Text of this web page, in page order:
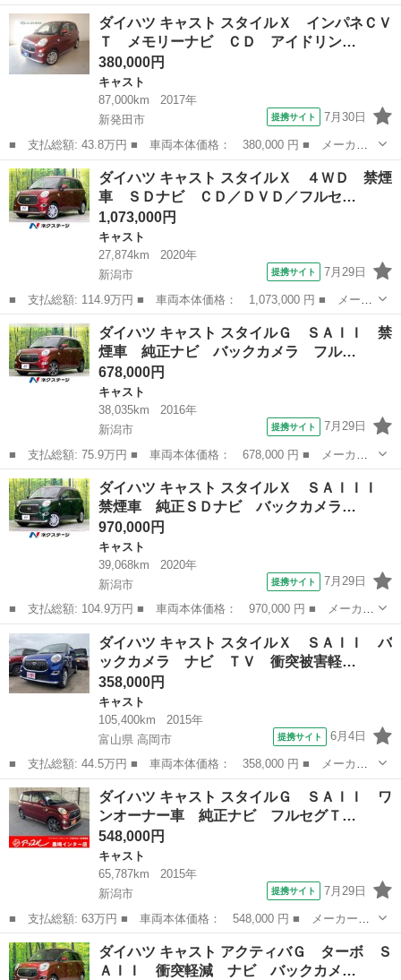
名： ダイハツ ■ 車種名： キャスト ■ グレード名： スタイル
Ｘ インパネＣＶＴ メモリーナビ ＣＤ アイドリングストップ
プッシュスタ...
新潟 新発田市 キャスト
ダイハツ キャスト スタイルＸ インパネＣＶ
Ｔ メモリーナビ ＣＤ アイドリン…
380,000円
キャスト
87,000km
2017年
新発田市
提携サイト 7月30日
■ 支払総額: 43.8万円 ■ 車両本体価格： 380,000 円 ■ メーカー
名： ダイハツ ■ 車種名： キャスト ■ グレード名： スタイル
Ｘ インパネＣＶＴ メモリーナビ ＣＤ アイドリングストップ
プッシュスタ...
新潟 新発田市 キャスト
ダイハツ キャスト スタイルＸ ４ＷＤ 禁煙
車 ＳＤナビ ＣＤ／ＤＶＤ／フルセ…
1,073,000円
キャスト
27,874km
2020年
新潟市
提携サイト 7月29日
■ 支払総額: 114.9万円 ■ 車両本体価格： 1,073,000 円 ■ メーカ
ー名： ダイハツ ■ 車種名： キャスト ■ グレード名： スタイ
ルＸ ４ＷＤ 禁煙車 ＳＤナビ ＣＤ／ＤＶＤ／フルセグ Ｂｌｕ
ｅｔｏｏ...
新潟 新潟市 キャスト
ダイハツ キャスト スタイルＧ ＳＡＩＩ 禁
煙車 純正ナビ バックカメラ フル…
678,000円
キャスト
38,035km
2016年
新潟市
提携サイト 7月29日
■ 支払総額: 75.9万円 ■ 車両本体価格： 678,000 円 ■ メーカー
名： ダイハツ ■ 車種名： キャスト ■ グレード名： スタイル
Ｇ ＳＡＩＩ 禁煙車 純正ナビ バックカメラ フルセグ Ｂｌｕ
ｅｔｏｏｔｈ...
新潟 新潟市 キャスト
ダイハツ キャスト スタイルＸ ＳＡＩＩＩ
禁煙車 純正ＳＤナビ バックカメラ…
970,000円
キャスト
39,068km
2020年
新潟市
提携サイト 7月29日
■ 支払総額: 104.9万円 ■ 車両本体価格： 970,000 円 ■ メーカー
名： ダイハツ ■ 車種名： キャスト ■ グレード名： スタイル
Ｘ ＳＡＩＩＩ 禁煙車 純正ＳＤナビ バックカメラ ＣＤ／ＤＶ
Ｄ／フルセ...
新潟 新潟市 キャスト
ダイハツ キャスト スタイルＸ ＳＡＩＩ バ
ックカメラ ナビ ＴＶ 衝突被害軽…
358,000円
キャスト
105,400km
2015年
富山県 高岡市
提携サイト 6月4日
■ 支払総額: 44.5万円 ■ 車両本体価格： 358,000 円 ■ メーカー
名： ダイハツ ■ 車種名： キャスト ■ グレード名： スタイル
Ｘ ＳＡＩＩ バックカメラ ナビ ＴＶ 衝突被害軽減システム
オートライト...
富山 高岡市 キャスト
ダイハツ キャスト スタイルＧ ＳＡＩＩ ワ
ンオーナー車 純正ナビ フルセグＴ…
548,000円
キャスト
65,787km
2015年
新潟市
提携サイト 7月29日
■ 支払総額: 63万円 ■ 車両本体価格： 548,000 円 ■ メーカー
名： ダイハツ ■ 車種名： キャスト ■ グレード名： スタイル
Ｇ ＳＡＩＩ ワンオーナー車 純正ナビ フルセグＴＶ バックカ
メラ スマートキ...
新潟 新潟市 キャスト
ダイハツ キャスト アクティバＧ ターボ Ｓ
ＡＩＩ 衝突軽減 ナビ バックカメ…